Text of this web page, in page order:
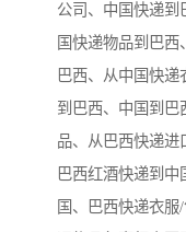
公司、中国快递到
国快递物品到巴
巴西、从中国快
到巴西、中国到巴
品、从巴西快递进
巴西红酒快递到
国、巴西快递衣